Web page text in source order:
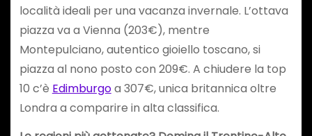
località ideali per una vacanza invernale. L’ottava
piazza va a Vienna (203€), mentre
Montepulciano, autentico gioiello toscano, si
piazza al nono posto con 209€. A chiudere la top
10 c’è Edimburgoa 307€, unica britannica oltre
Londra a comparire in alta classifica.